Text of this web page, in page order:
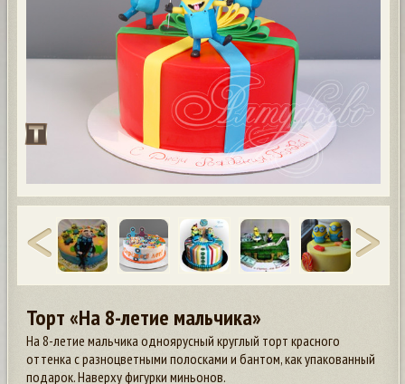
Торт «На 8-летие мальчика»
На 8-летие мальчика одноярусный круглый торт красного
оттенка с разноцветными полосками и бантом, как упакованный
подарок. Наверху фигурки миньонов.